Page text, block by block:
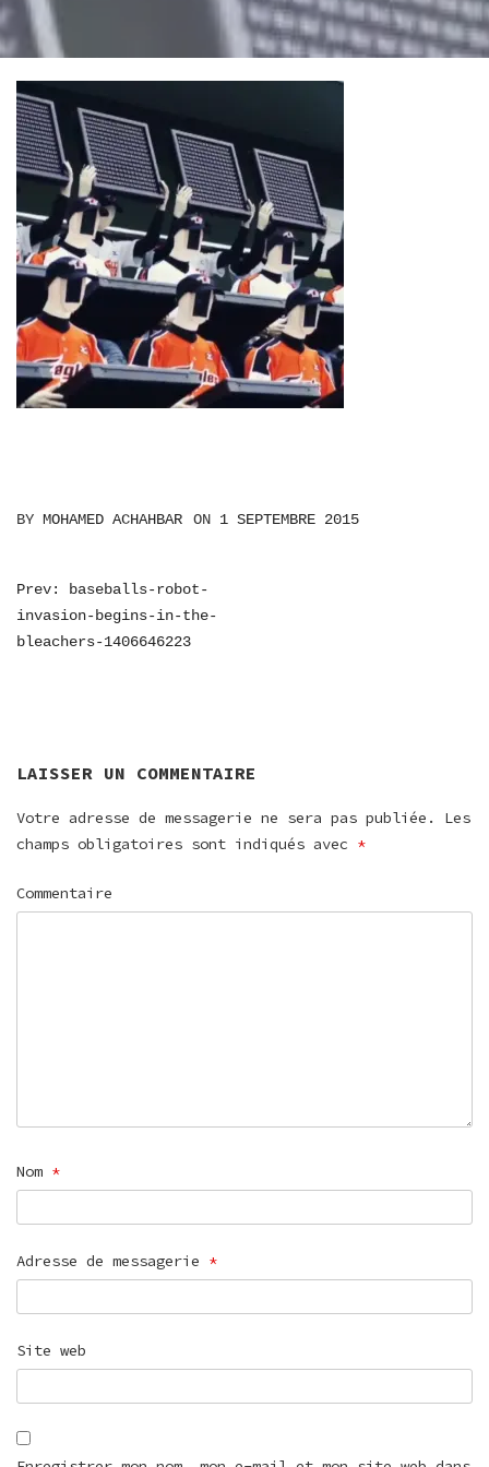
BY MOHAMED ACHAHBAR ON 1 SEPTEMBRE 2015
NAVIGATION
DE
Prev: baseballs-robot-
invasion-begins-in-the-
bleachers-1406646223
LAISSER UN COMMENTAIRE
Votre adresse de messagerie ne sera pas publiée.
Les
champs obligatoires sont indiqués avec *
Commentaire
Nom *
Adresse de messagerie *
Site web